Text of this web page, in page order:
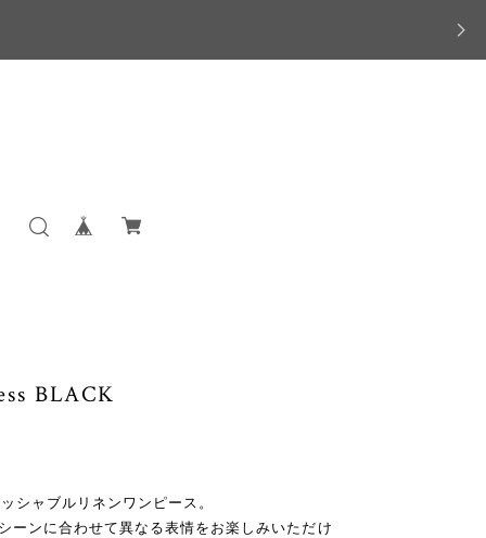
BLACK
シャブルリネンワンピース。
ーンに合わせて異なる表情をお楽しみいただけ